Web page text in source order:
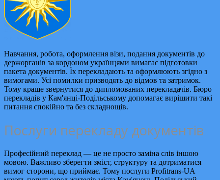
Навчання, робота, оформлення візи, подання документів до
держорганів за кордоном українцями вимагає підготовки
пакета документів. Їх перекладають та оформлюють згідно з
вимогами. Усі помилки призводять до відмов та затримок.
Тому краще звернутися до дипломованих перекладачів. Бюро
перекладів у Кам'янці-Подільському допомагає вирішити такі
питання спокійно та без складнощів.
Послуги перекладу документів
Професійний переклад — це не просто заміна слів іншою
мовою. Важливо зберегти зміст, структуру та дотриматися
вимог сторони, що приймає. Тому послуги Profitrans-UA